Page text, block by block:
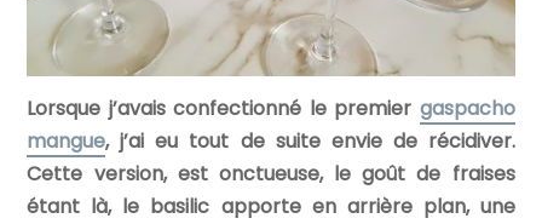
Lorsque j’avais confectionné le premier gaspacho
mangue, j’ai eu tout de suite envie de récidiver.
Cette version, est onctueuse, le goût de fraises
étant là, le basilic apporte en arrière plan, une